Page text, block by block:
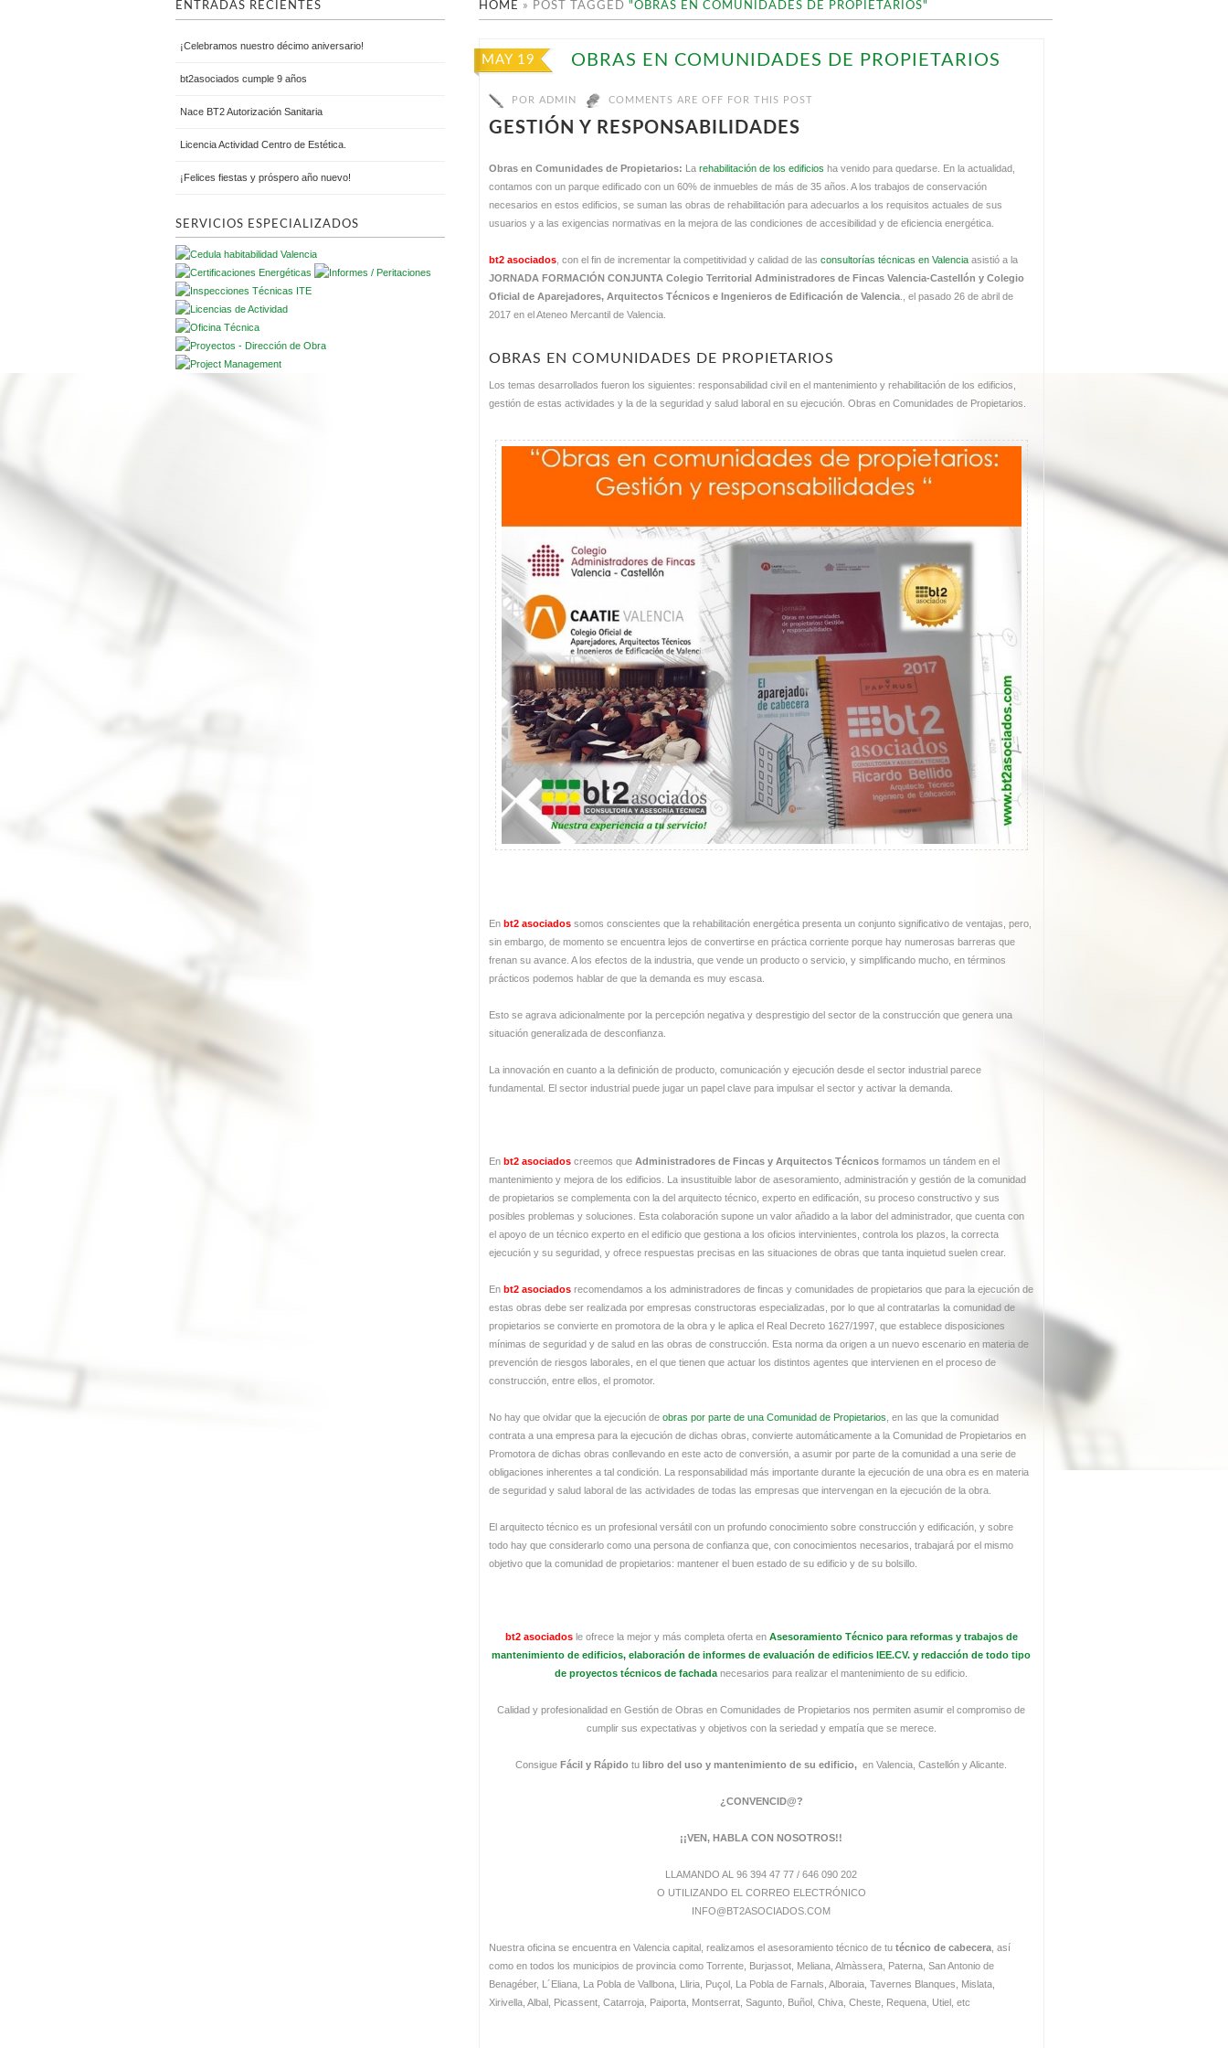
HOME » POST TAGGED"OBRAS EN COMUNIDADES DE PROPIETARIOS"
MAY 19 OBRAS EN COMUNIDADES DE PROPIETARIOS
PORADMIN COMMENTS ARE OFF FOR THIS POST
GESTIÓN Y RESPONSABILIDADES
Obras en Comunidades de Propietarios: Larehabilitación de los edificios ha venido para quedarse. En la actualidad,
contamos con un parque edificado con un 60% de inmuebles de más de 35 años. A los trabajos de conservación
necesarios en estos edificios, se suman las obras de rehabilitación para adecuarlos a los requisitos actuales de sus
usuarios y a las exigencias normativas en la mejora de las condiciones de accesibilidad y de eficiencia energética.
bt2 asociados , con el fin de incrementar la competitividad y calidad de lasconsultorías técnicas en Valencia asistió a la
JORNADA FORMACIÓN CONJUNTA Colegio Territorial Administradores de Fincas Valencia-Castellón y Colegio
Oficial de Aparejadores, Arquitectos Técnicos e Ingenieros de Edificación de Valencia ., el pasado 26 de abril de
2017 en el Ateneo Mercantil de Valencia.
OBRAS EN COMUNIDADES DE PROPIETARIOS
Los temas desarrollados fueron los siguientes: responsabilidad civil en el mantenimiento y rehabilitación de los edificios,
gestión de estas actividades y la de la seguridad y salud laboral en su ejecución. Obras en Comunidades de Propietarios.
En bt2 asociados somos conscientes que la rehabilitación energética presenta un conjunto significativo de ventajas, pero,
sin embargo, de momento se encuentra lejos de convertirse en práctica corriente porque hay numerosas barreras que
frenan su avance. A los efectos de la industria, que vende un producto o servicio, y simplificando mucho, en términos
prácticos podemos hablar de que la demanda es muy escasa.
Esto se agrava adicionalmente por la percepción negativa y desprestigio del sector de la construcción que genera una
situación generalizada de desconfianza.
La innovación en cuanto a la definición de producto, comunicación y ejecución desde el sector industrial parece
fundamental. El sector industrial puede jugar un papel clave para impulsar el sector y activar la demanda.
Enbt2 asociados creemos queAdministradores de Fincas y Arquitectos Técnicos formamos un tándem en el
mantenimiento y mejora de los edificios. La insustituible labor de asesoramiento, administración y gestión de la comunidad
de propietarios se complementa con la del arquitecto técnico, experto en edificación, su proceso constructivo y sus
posibles problemas y soluciones. Esta colaboración supone un valor añadido a la labor del administrador, que cuenta con
el apoyo de un técnico experto en el edificio que gestiona a los oficios intervinientes, controla los plazos, la correcta
ejecución y su seguridad, y ofrece respuestas precisas en las situaciones de obras que tanta inquietud suelen crear.
Enbt2 asociados recomendamos a los administradores de fincas y comunidades de propietarios que para la ejecución de
estas obras debe ser realizada por empresas constructoras especializadas, por lo que al contratarlas la comunidad de
propietarios se convierte en promotora de la obra y le aplica el Real Decreto 1627/1997, que establece disposiciones
mínimas de seguridad y de salud en las obras de construcción. Esta norma da origen a un nuevo escenario en materia de
prevención de riesgos laborales, en el que tienen que actuar los distintos agentes que intervienen en el proceso de
construcción, entre ellos, el promotor.
No hay que olvidar que la ejecución deobras por parte de una Comunidad de Propietarios , en las que la comunidad
contrata a una empresa para la ejecución de dichas obras, convierte automáticamente a la Comunidad de Propietarios en
Promotora de dichas obras conllevando en este acto de conversión, a asumir por parte de la comunidad a una serie de
obligaciones inherentes a tal condición. La responsabilidad más importante durante la ejecución de una obra es en materia
de seguridad y salud laboral de las actividades de todas las empresas que intervengan en la ejecución de la obra.
El arquitecto técnico es un profesional versátil con un profundo conocimiento sobre construcción y edificación, y sobre
todo hay que considerarlo como una persona de confianza que, con conocimientos necesarios, trabajará por el mismo
objetivo que la comunidad de propietarios: mantener el buen estado de su edificio y de su bolsillo.
bt2 asociadosle ofrece la mejor y más completa oferta en Asesoramiento Técnico para reformas y trabajos de
mantenimiento de edificios, elaboración de informes de evaluación de edificios IEE.CV. y redacción de todo tipo
de proyectos técnicos de fachada necesarios para realizar el mantenimiento de su edificio.
Calidad y profesionalidad en Gestión de Obras en Comunidades de Propietarios nos permiten asumir el compromiso de
cumplir sus expectativas y objetivos con la seriedad y empatía que se merece.
ConsigueFácil y Rápido tu libro del uso y mantenimiento de su edificio, en Valencia, Castellón y Alicante.
¿CONVENCID@?
¡¡VEN, HABLA CON NOSOTROS!!
LLAMANDO AL 96 394 47 77 / 646 090 202
O UTILIZANDO EL CORREO ELECTRÓNICO
INFO@BT2ASOCIADOS.COM
Nuestra oficina se encuentra en Valencia capital, realizamos el asesoramiento técnico de tutécnico de cabecera , así
como en todos los municipios de provincia como Torrente, Burjassot, Meliana, Almàssera, Paterna, San Antonio de
Benagéber, L´Eliana, La Pobla de Vallbona, Lliria, Puçol, La Pobla de Farnals, Alboraia, Tavernes Blanques, Mislata,
Xirivella, Albal, Picassent, Catarroja, Paiporta, Montserrat, Sagunto, Buñol, Chiva, Cheste, Requena, Utiel, etc
ENTRADAS RECIENTES
¡Celebramos nuestro décimo aniversario!
bt2asociados cumple 9 años
Nace BT2 Autorización Sanitaria
Licencia Actividad Centro de Estética.
¡Felices fiestas y próspero año nuevo!
SERVICIOS ESPECIALIZADOS